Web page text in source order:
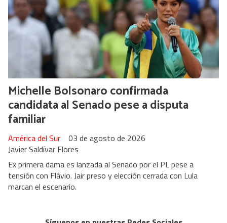
Michelle Bolsonaro confirmada
candidata al Senado pese a disputa
familiar
Javier Saldívar Flores
América del Sur 03 de agosto de 2026
Ex primera dama es lanzada al Senado por el PL pese a
tensión con Flávio. Jair preso y elección cerrada con Lula
marcan el escenario.